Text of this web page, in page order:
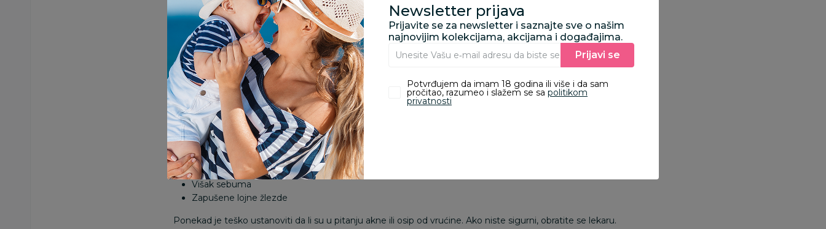
Bele bubuljice kod beba
Nazivaju se još i gnojne bubuljice. Za razliku od prethodnih, one mogu daizazovu svrab i nelagodnost kod
beba. Javljaju se na svakom delu tela, a lekari savetuju da ne brinete, jer su one, takođe, prirodna pojava tokom
razvoja bebinog organizma.
Važno je da ih ne dirate
, jer tako može doći do potencijalnih komplikacija. Najbitnije je da tada smanjite
upotrebu agresivne kozmetike i kožu održavate čistom.
Sitne bubuljice kod beba
Sam naziv govori o kakvim se aknama radi. Nekada su toliko male, te ih je teško uočiti. Takođe su normalna
pojava kod bebe.
Nastaju iz 2 razloga:
Višak sebuma
Zapušene lojne žlezde
Ponekad je teško ustanoviti da li su u pitanju akne ili osip od vrućine. Ako niste sigurni, obratite se lekaru.
Newsletter prijava
Prijavite se za newsletter i saznajte sve o našim
najnovijim kolekcijama, akcijama i događajima.
Unesite Vašu e‑mail adresu da biste se prijavili na newsletter.
Prijavi se
Potvrđujem da imam 18 godina ili više i da sam
pročitao, razumeo i slažem se sa politikom
privatnosti